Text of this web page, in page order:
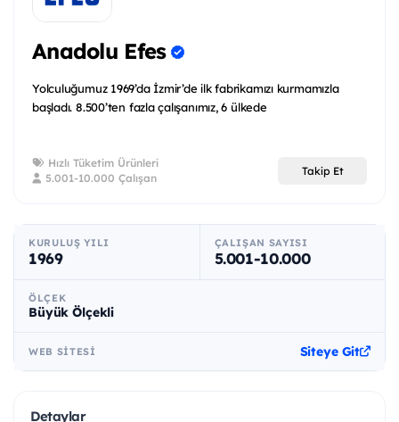
Anadolu Efes
Yolculuğumuz 1969’da İzmir’de ilk fabrikamızı kurmamızla
başladı. 8.500’ten fazla çalışanımız, 6 ülkede
Hızlı Tüketim Ürünleri
5.001-10.000 Çalışan
Takip Et
KURULUŞ YILI
1969
ÇALIŞAN SAYISI
5.001-10.000
ÖLÇEK
Büyük Ölçekli
WEB SITESI Siteye Git
Detaylar